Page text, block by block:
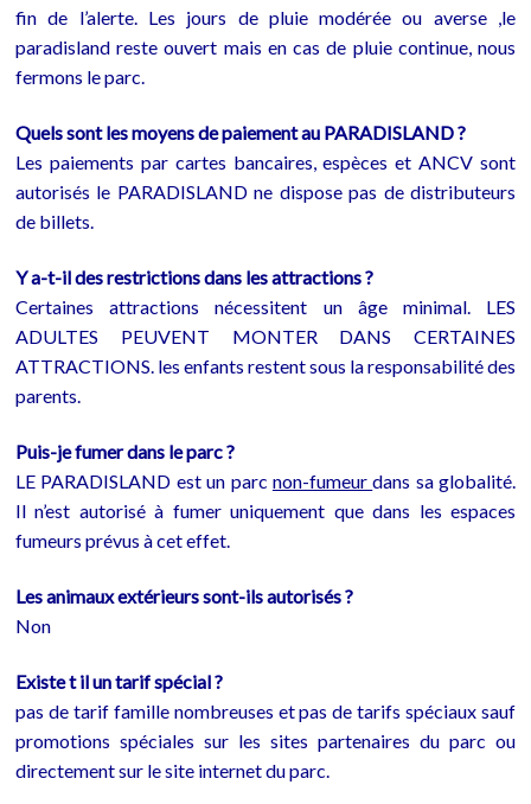
fin de l’alerte. Les jours de pluie modérée ou averse ,le
paradisland reste ouvert mais en cas de pluie continue, nous
fermons le parc.
Quels sont les moyens de paiement au PARADISLAND ?
Les paiements par cartes bancaires, espèces et ANCV sont
autorisés le PARADISLAND ne dispose pas de distributeurs
de billets.
Y a-t-il des restrictions dans les attractions ?
Certaines attractions nécessitent un âge minimal. LES
ADULTES PEUVENT MONTER DANS CERTAINES
ATTRACTIONS. les enfants restent sous la responsabilité des
parents.
Puis-je fumer dans le parc ?
LE PARADISLAND est un parc non-fumeurdans sa globalité.
Il n’est autorisé à fumer uniquement que dans les espaces
fumeurs prévus à cet effet.
Les animaux extérieurs sont-ils autorisés ?
Non
Existe t il un tarif spécial ?
pas de tarif famille nombreuses et pas de tarifs spéciaux sauf
promotions spéciales sur les sites partenaires du parc ou
directement sur le site internet du parc.